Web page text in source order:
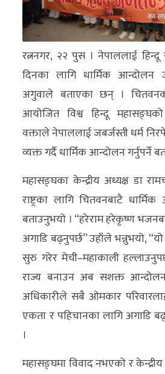
खेलकुद
रोचक
अन्य
क्लिक
खबर
विशेष
फोटो
ग्यालरी
भिडियो
रत्ननगर, २२ पुस । नेपाललाई हिन्दू
दिनका लागि धार्मिक आन्दोलन
अगुवाले बताएका छन् ।
आयोजित विश्व हिन्दू
वक्ताले नेपाललाई जबर्जस्ती धर्म
व्यक्त गर्दै धार्मिक आन्दोलन गर्नुपर्ने
महासङ्घका केन्द्रीय अध्यक्ष डा
राष्ट्रका लागि चितवनबाटै
बताउनुभयो । “हरेराम हरेकृष्ण
अगाडि बढ्नुपर्छ” उहाँले भन्नुभयो,
सुरु गरेर मेची–महाकाली
राज्य बनाउन अब सशक्त आन्दोलन
अधिकारीले सबै ओमकार
एकता र पहिचानका लागि अगाडि
।
महासङ्घमा विवाद नभएको र